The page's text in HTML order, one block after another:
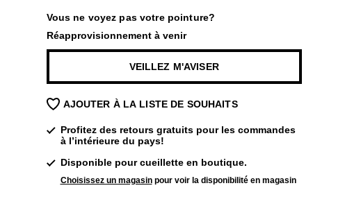
Vous ne voyez pas votre pointure?
Réapprovisionnement à venir
VEILLEZ M'AVISER
AJOUTER À LA LISTE DE SOUHAITS
Profitez des retours gratuits pour les commandes
à l’intérieure du pays!
Disponible pour cueillette en boutique.
Choisissez un magasinpour voir la disponibilité en magasin